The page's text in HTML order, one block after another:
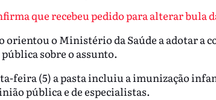
que recebeu pedido para alterar bula
orientou o Ministério da Saúde a adotar a
sobre o assunto.
feira (5) a pasta incluiu a imunização
pública e de especialistas.